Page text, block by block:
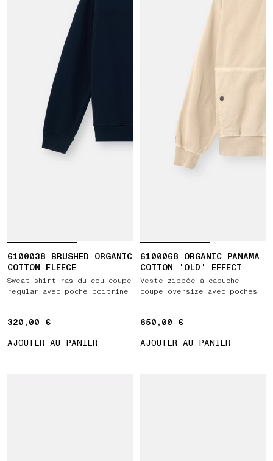
6100038 BRUSHED ORGANIC
COTTON FLEECE
Sweat-shirt ras-du-cou coupe
regular avec poche poitrine
320,00 €
320,00 €
AJOUTER AU PANIER
6100068 ORGANIC PANAMA
COTTON 'OLD' EFFECT
Veste zippée à capuche
coupe oversize avec poches
650,00 €
650,00 €
AJOUTER AU PANIER